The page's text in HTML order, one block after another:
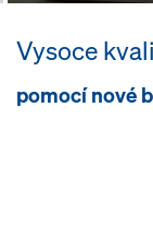
Vysoce
pomocí nové